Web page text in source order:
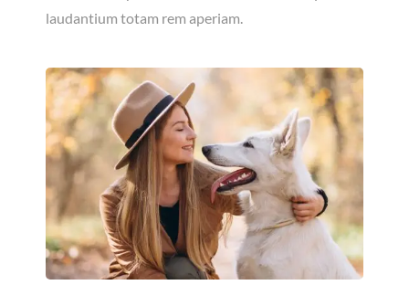
laudantium totam rem aperiam.